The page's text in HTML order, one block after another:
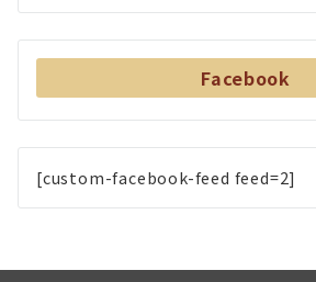
Facebook
[custom-facebook-feed feed=2]